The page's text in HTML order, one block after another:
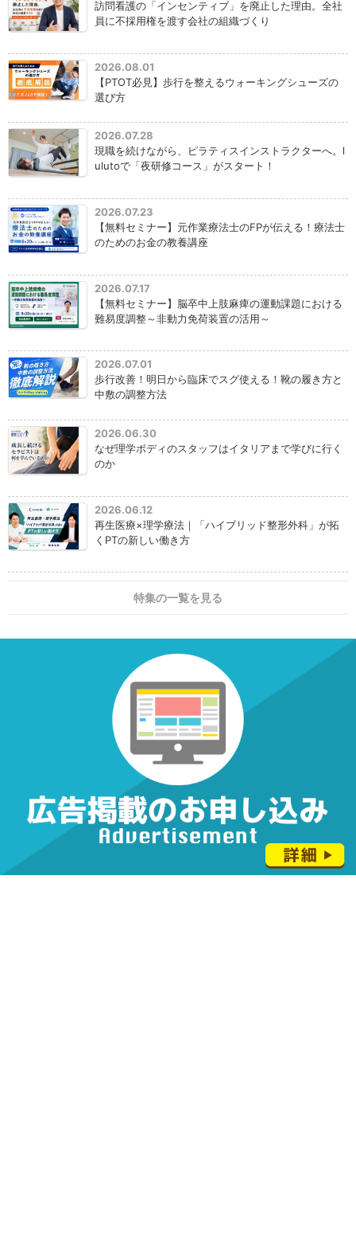
訪問看護の「インセンティブ」を廃止した理由。全社
員に不採用権を渡す会社の組織づくり
2026.08.01
【PTOT必見】歩行を整えるウォーキングシューズの
選び方
2026.07.28
現職を続けながら、ピラティスインストラクターへ。l
ulutoで「夜研修コース」がスタート！
2026.07.23
【無料セミナー】元作業療法士のFPが伝える！療法士
のためのお金の教養講座
2026.07.17
【無料セミナー】脳卒中上肢麻痺の運動課題における
難易度調整～非動力免荷装置の活用～
2026.07.01
歩行改善！明日から臨床でスグ使える！靴の履き方と
中敷の調整方法
2026.06.30
なぜ理学ボディのスタッフはイタリアまで学びに行く
のか
2026.06.12
再生医療×理学療法｜「ハイブリッド整形外科」が拓
くPTの新しい働き方
特集の一覧を見る